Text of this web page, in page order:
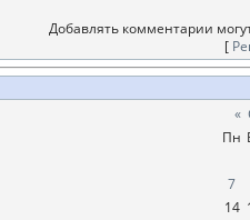
Добавлять комментарии
[
«
Пн
7
14